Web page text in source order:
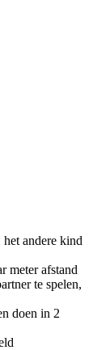
andere kind
meter afstand
te spelen,
doen in 2